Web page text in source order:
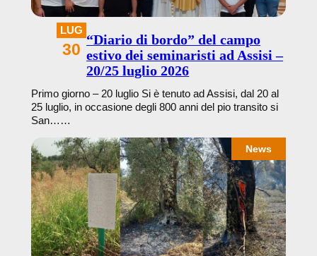
LUG
30
“Diario di bordo” del campo
estivo dei seminaristi ad Assisi –
20/25 luglio 2026
Primo giorno – 20 luglio Si è tenuto ad Assisi, dal 20 al
25 luglio, in occasione degli 800 anni del pio transito si
San……
News